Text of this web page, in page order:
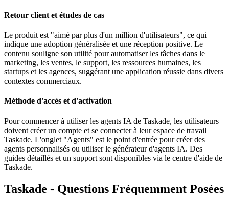
Retour client et études de cas
Le produit est "aimé par plus d'un million d'utilisateurs", ce qui
indique une adoption généralisée et une réception positive. Le
contenu souligne son utilité pour automatiser les tâches dans le
marketing, les ventes, le support, les ressources humaines, les
startups et les agences, suggérant une application réussie dans divers
contextes commerciaux.
Méthode d'accès et d'activation
Pour commencer à utiliser les agents IA de Taskade, les utilisateurs
doivent créer un compte et se connecter à leur espace de travail
Taskade. L'onglet "Agents" est le point d'entrée pour créer des
agents personnalisés ou utiliser le générateur d'agents IA. Des
guides détaillés et un support sont disponibles via le centre d'aide de
Taskade.
Taskade - Questions Fréquemment Posées